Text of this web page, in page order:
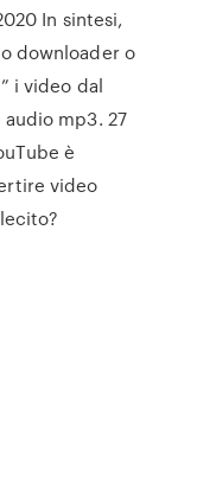
In sintesi,
downloader o
i video dal
mp3. 27
è
video